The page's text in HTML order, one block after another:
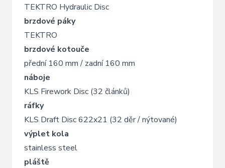
TEKTRO Hydraulic Disc
brzdové páky
TEKTRO
brzdové kotouče
přední 160 mm / zadní 160 mm
náboje
KLS Firework Disc (32 článků)
ráfky
KLS Draft Disc 622x21 (32 děr / nýtované)
výplet kola
stainless steel
pláště